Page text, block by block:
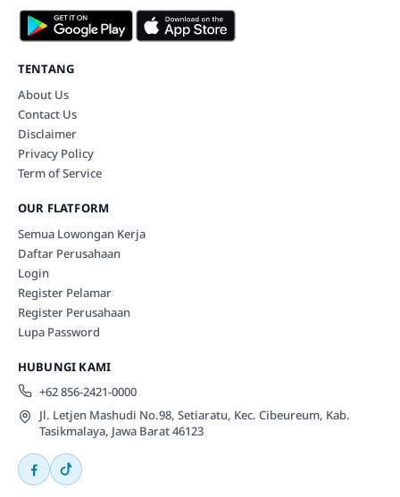
TENTANG
About Us
Contact Us
Disclaimer
Privacy Policy
Term of Service
OUR FLATFORM
Semua Lowongan Kerja
Daftar Perusahaan
Login
Register Pelamar
Register Perusahaan
Lupa Password
HUBUNGI KAMI
+62 856-2421-0000
Jl. Letjen Mashudi No.98, Setiaratu, Kec. Cibeureum, Kab.
Tasikmalaya, Jawa Barat 46123